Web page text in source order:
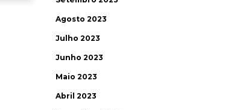
Agosto 2023
Julho 2023
Junho 2023
Maio 2023
Abril 2023